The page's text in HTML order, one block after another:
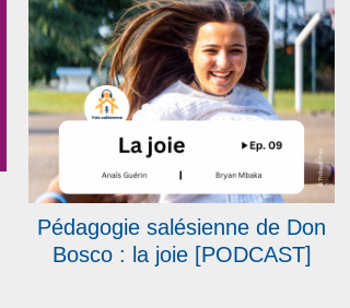
Pédagogie salésienne de Don
Bosco : la joie [PODCAST]